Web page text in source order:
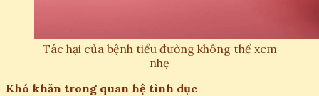
Tác hại của bệnh tiểu đường không thể xem
nhẹ
Khó khăn trong quan hệ tình dục